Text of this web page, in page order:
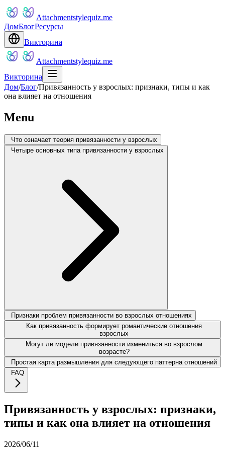
Attachmentstylequiz.me
ДомБлогРесурсы
Викторина
Attachmentstylequiz.me
Викторина
Дом/Блог/Привязанность у взрослых: признаки, типы и как
она влияет на отношения
Menu
Что означает теория привязанности у взрослых
Четыре основных типа привязанности у взрослых
Признаки проблем привязанности во взрослых отношениях
Как привязанность формирует романтические отношения
взрослых
Могут ли модели привязанности измениться во взрослом
возрасте?
Простая карта размышления для следующего паттерна отношений
FAQ
Привязанность у взрослых: признаки,
типы и как она влияет на отношения
2026/06/11